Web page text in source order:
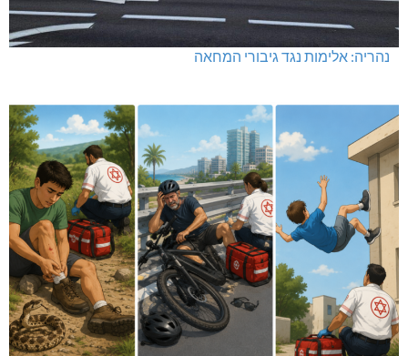
נהריה: אלימות נגד גיבורי המחאה